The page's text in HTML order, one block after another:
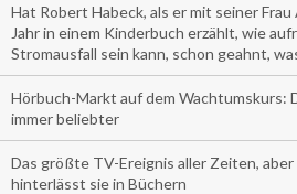
Hat Robert Habeck, als er mit seiner
Jahr in einem Kinderbuch erzählt, wie
Stromausfall sein kann, schon geahnt,
Hörbuch-Markt auf dem Wachtumskurs:
immer beliebter
Das größte TV-Ereignis aller Zeiten,
hinterlässt sie in Büchern